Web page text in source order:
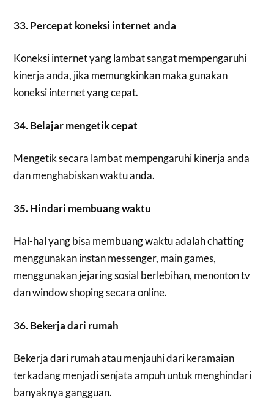
33. Percepat koneksi internet anda
Koneksi internet yang lambat sangat mempengaruhi
kinerja anda, jika memungkinkan maka gunakan
koneksi internet yang cepat.
34. Belajar mengetik cepat
Mengetik secara lambat mempengaruhi kinerja anda
dan menghabiskan waktu anda.
35. Hindari membuang waktu
Hal-hal yang bisa membuang waktu adalah chatting
menggunakan instan messenger, main games,
menggunakan jejaring sosial berlebihan, menonton tv
dan window shoping secara online.
36. Bekerja dari rumah
Bekerja dari rumah atau menjauhi dari keramaian
terkadang menjadi senjata ampuh untuk menghindari
banyaknya gangguan.